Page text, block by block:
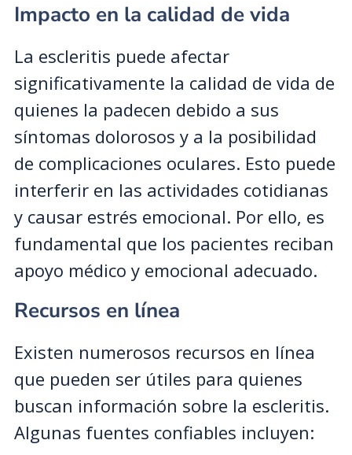
Impacto en la calidad de vida
La escleritis puede afectar
significativamente la calidad de vida de
quienes la padecen debido a sus
síntomas dolorosos y a la posibilidad
de complicaciones oculares. Esto puede
interferir en las actividades cotidianas
y causar estrés emocional. Por ello, es
fundamental que los pacientes reciban
apoyo médico y emocional adecuado.
Recursos en línea
Existen numerosos recursos en línea
que pueden ser útiles para quienes
buscan información sobre la escleritis.
Algunas fuentes confiables incluyen: